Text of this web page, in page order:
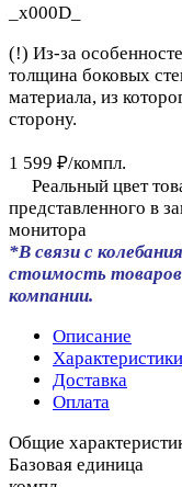
_x000D_
(!) Из-за
толщина боковых
материала, из
сторону.
1 599 ₽/компл.
Реальный цвет
представленного в
монитора
*В связи с
стоимость
компании.
Описание
Характеристики
Доставка
Оплата
Общие
Базовая единица